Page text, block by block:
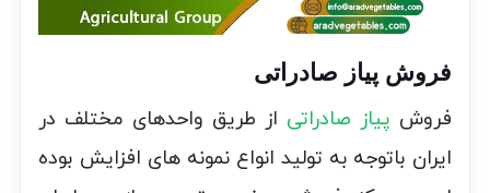
فروش پیاز صادراتی
فروش پیاز صادراتی از طریق واحدهای مختلف در
ایران باتوجه به تولید انواع نمونه های افزایش بوده